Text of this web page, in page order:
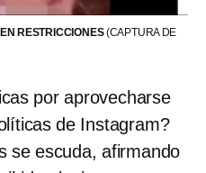
RESTRICCIONES(CAPTURA DE
por aprovecharse
de Instagram?
se escuda, afirmando